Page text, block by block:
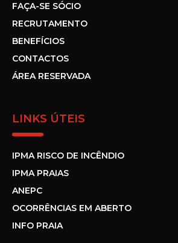
FAÇA-SE SÓCIO
RECRUTAMENTO
BENEFÍCIOS
CONTACTOS
ÁREA RESERVADA
LINKS ÚTEIS
IPMA RISCO DE INCÊNDIO
IPMA PRAIAS
ANEPC
OCORRÊNCIAS EM ABERTO
INFO PRAIA